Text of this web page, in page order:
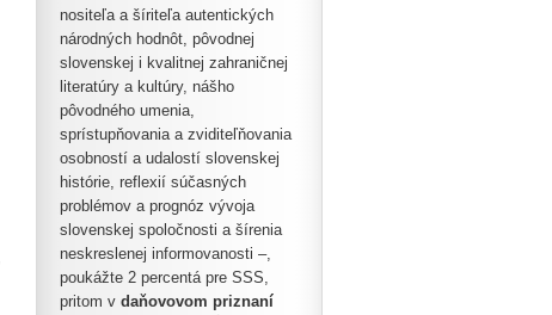
nositeľa a šíriteľa autentických
národných hodnôt, pôvodnej
slovenskej i kvalitnej zahraničnej
literatúry a kultúry, nášho
pôvodného umenia,
sprístupňovania a zviditeľňovania
osobností a udalostí slovenskej
histórie, reflexií súčasných
problémov a prognóz vývoja
slovenskej spoločnosti a šírenia
neskreslenej informovanosti –,
poukážte 2 percentá pre SSS,
pritom v daňovovom priznaní